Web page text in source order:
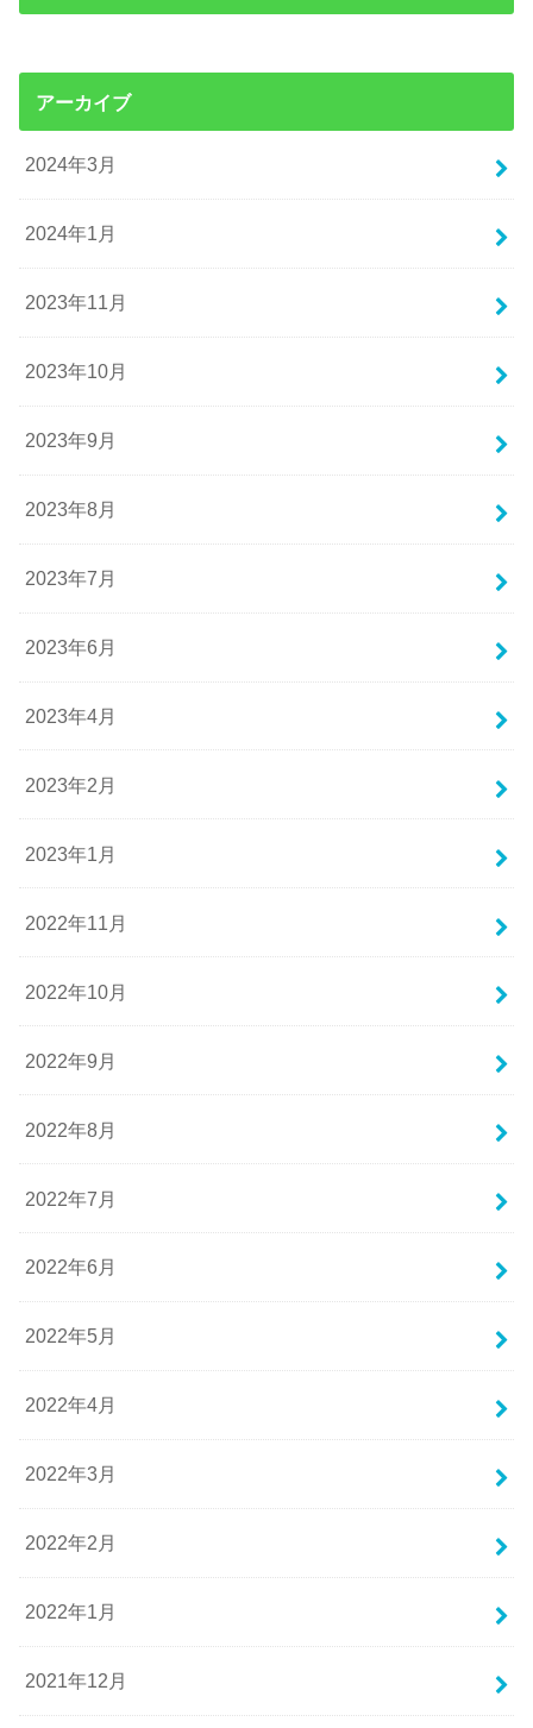
アーカイブ
2024年3月
2024年1月
2023年11月
2023年10月
2023年9月
2023年8月
2023年7月
2023年6月
2023年4月
2023年2月
2023年1月
2022年11月
2022年10月
2022年9月
2022年8月
2022年7月
2022年6月
2022年5月
2022年4月
2022年3月
2022年2月
2022年1月
2021年12月